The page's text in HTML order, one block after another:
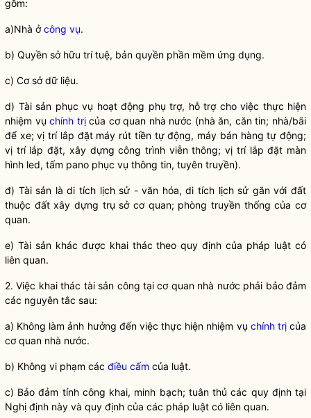
gồm:
a)Nhà ởcông vụ.
b) Quyền sở hữu trí tuệ, bản quyền phần mềm ứng dụng.
c) Cơ sở dữ liệu.
d) Tài sản phục vụ hoạt động phụ trợ, hỗ trợ cho việc thực hiện
nhiệm vụchính trịcủa cơ quan nhà nước (nhà ăn, căn tin; nhà/bãi
để xe; vị trí lắp đặt máy rút tiền tự động, máy bán hàng tự động;
vị trí lắp đặt, xây dựng công trình viễn thông; vị trí lắp đặt màn
hình led, tấm pano phục vụ thông tin, tuyên truyền).
đ) Tài sản là di tích lịch sử - văn hóa, di tích lịch sử gắn với đất
thuộc đất xây dựng trụ sở cơ quan; phòng truyền thống của cơ
quan.
e) Tài sản khác được khai thác theo quy định của pháp luật có
liên quan.
2. Việc khai thác tài sản công tại cơ quan nhà nước phải bảo đảm
các nguyên tắc sau:
a) Không làm ảnh hưởng đến việc thực hiện nhiệm vụ chính trịcủa
cơ quan nhà nước.
b) Không vi phạm các điều cấm của luật.
c) Bảo đảm tính công khai, minh bạch; tuân thủ các quy định tại
Nghị định này và quy định của các pháp luật có liên quan.